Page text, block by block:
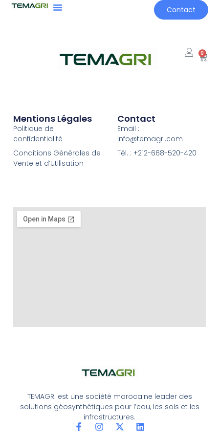
Contact
0
TEMAGRI est une société marocaine leader des
solutions géosynthétiques pour l’eau, les sols et les
infrastructures.
Mentions Légales
Politique de
confidentialité
Conditions Générales de
Vente et d’Utilisation
Contact
Email :
info@temagri.com
Tél. : +212-668-520-420